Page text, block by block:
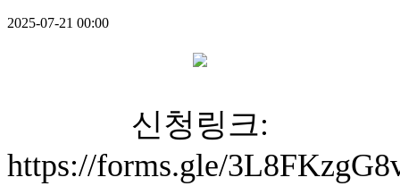
2025-07-21 00:00
신청링크:
https://forms.gle/